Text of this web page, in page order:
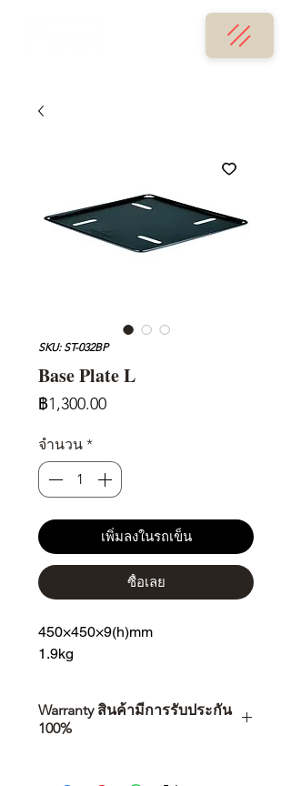
SKU: ST-032BP
Base Plate L
฿1,300.00ราคา
จำนวน *
เพิ่มลงในรถเข็น
ซื้อเลย
450×450×9(h)mm
1.9kg
Warranty สินค้ามีการรับประกัน
100%
คุณตัดสินใจซื้อ แต่รวมไปถึง